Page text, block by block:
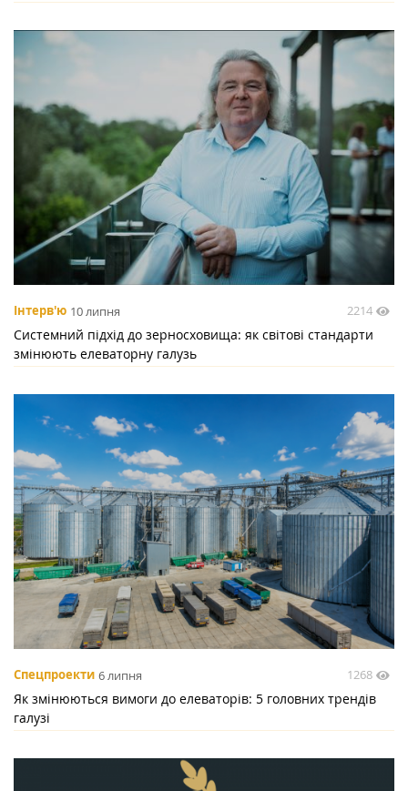
Інтерв'ю 10 липня 2214
Системний підхід до зерносховища: як світові стандарти
змінюють елеваторну галузь
Спецпроекти 6 липня 1268
Як змінюються вимоги до елеваторів: 5 головних трендів
галузі